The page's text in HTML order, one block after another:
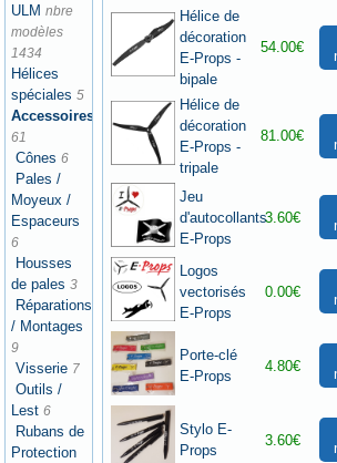
ULM nbre
modèles
1434
Hélices
spéciales 5
Accessoires
61
Cônes 6
Pales /
Moyeux /
Espaceurs
6
Housses
de pales 3
Réparations
/ Montages
9
Visserie 7
Outils /
Lest 6
Rubans de
Protection
Hélice de
décoration
E-Props -
bipale
54.00€
Hélice de
décoration
E-Props -
tripale
81.00€
Jeu
d'autocollants
E-Props
3.60€
Logos
vectorisés
E-Props
0.00€
Porte-clé
E-Props
4.80€
Stylo E-
Props
3.60€